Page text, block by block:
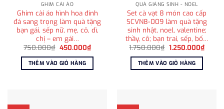
GHIM CÀI ÁO
Ghim cài áo hình hoa đính
đá sang trọng làm quà tặng
bạn gái, sếp nữ, mẹ, cô, dì,
chị – em gái…
750.000₫ Giá
là:
750.000₫.
450.000₫Giá
hiện
tại
450.000₫.
THÊM VÀO GIỎ HÀNG
QUÀ GIÁNG SINH - NOEL
Set cà vạt 8 món cao cấp
SCVN8-009 làm quà tặng
sinh nhật, noel, valentine;
thầy, cô; bạn trai, sếp, bố…
1.750.000₫ Giá
là:
1.750.000₫.
1.250.000₫Giá
hiện
THÊM VÀO GIỎ HÀNG